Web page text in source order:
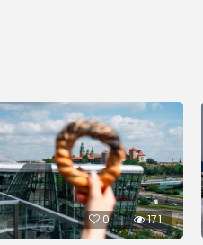
0 171